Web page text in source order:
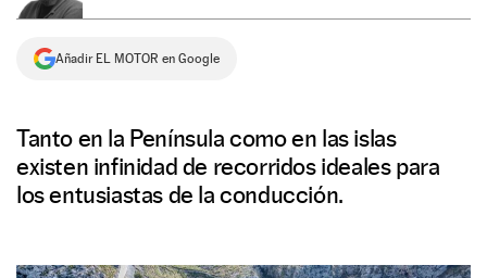
Añadir EL MOTOR en Google
Tanto en la Península como en las islas
existen infinidad de recorridos ideales para
los entusiastas de la conducción.